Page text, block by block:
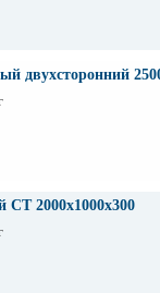
двухсторонний
2000х1000х300